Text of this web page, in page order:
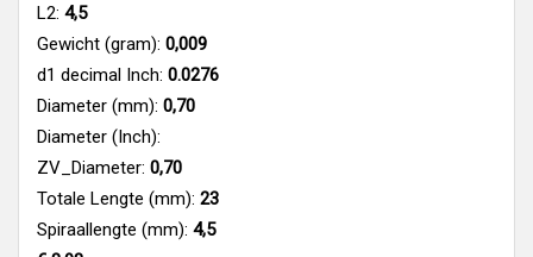
L2: 4,5
Gewicht (gram): 0,009
d1 decimal Inch: 0.0276
Diameter (mm): 0,70
Diameter (Inch):
ZV_Diameter: 0,70
Totale Lengte (mm): 23
Spiraallengte (mm): 4,5